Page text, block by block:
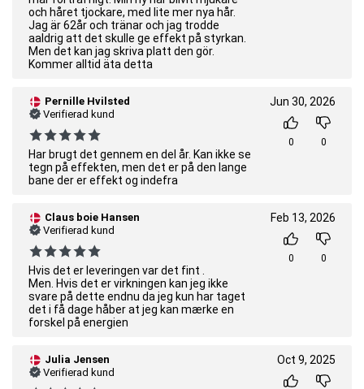
och håret tjockare, med lite mer nya hår.
Jag är 62år och tränar och jag trodde
aaldrig att det skulle ge effekt på styrkan.
Men det kan jag skriva platt den gör.
Kommer alltid äta detta
Pernille Hvilsted
Verifierad kund
Har brugt det gennem en del år. Kan ikke se
tegn på effekten, men det er på den lange
bane der er effekt og indefra
Jun 30, 2026
0 0
Claus boie Hansen
Verifierad kund
Hvis det er leveringen var det fint .
Men. Hvis det er virkningen kan jeg ikke
svare på dette endnu da jeg kun har taget
det i få dage håber at jeg kan mærke en
forskel på energien
Feb 13, 2026
0 0
Julia Jensen
Verifierad kund
Oct 9, 2025